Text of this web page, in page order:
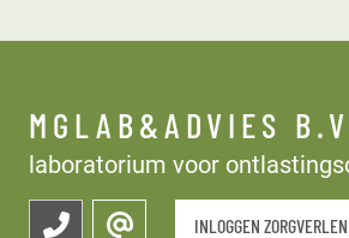
MGLAB&ADVIES
laboratorium voor
INLOGGEN